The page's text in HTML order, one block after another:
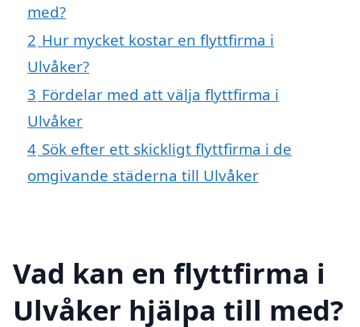
med?
2 Hur mycket kostar en flyttfirma i
Ulvåker?
3 Fördelar med att välja flyttfirma i
Ulvåker
4 Sök efter ett skickligt flyttfirma i de
omgivande städerna till Ulvåker
Vad kan en flyttfirma i
Ulvåker hjälpa till med?